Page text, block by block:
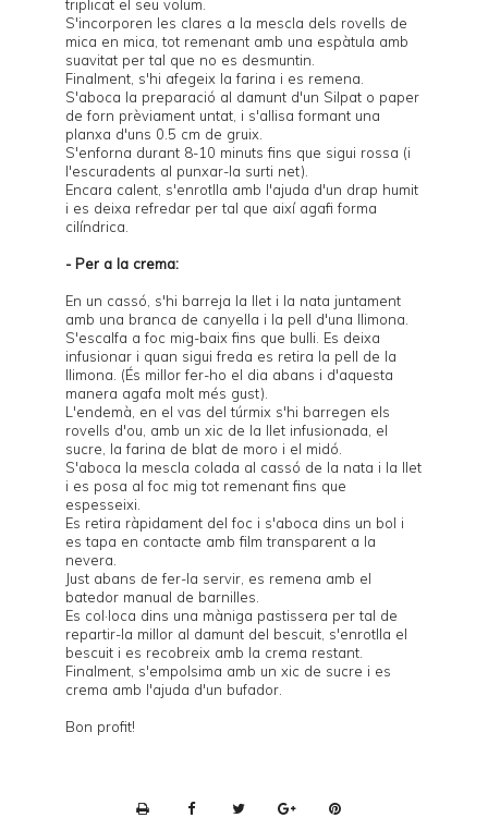
triplicat el seu volum.
S'incorporen les clares a la mescla dels rovells de
mica en mica, tot remenant amb una espàtula amb
suavitat per tal que no es desmuntin.
Finalment, s'hi afegeix la farina i es remena.
S'aboca la preparació al damunt d'un Silpat o paper
de forn prèviament untat, i s'allisa formant una
planxa d'uns 0.5 cm de gruix.
S'enforna durant 8-10 minuts fins que sigui rossa (i
l'escuradents al punxar-la surti net).
Encara calent, s'enrotlla amb l'ajuda d'un drap humit
i es deixa refredar per tal que així agafi forma
cilíndrica.
- Per a la crema:
En un cassó, s'hi barreja la llet i la nata juntament
amb una branca de canyella i la pell d'una llimona.
S'escalfa a foc mig-baix fins que bulli. Es deixa
infusionar i quan sigui freda es retira la pell de la
llimona. (És millor fer-ho el dia abans i d'aquesta
manera agafa molt més gust).
L'endemà, en el vas del túrmix s'hi barregen els
rovells d'ou, amb un xic de la llet infusionada, el
sucre, la farina de blat de moro i el midó.
S'aboca la mescla colada al cassó de la nata i la llet
i es posa al foc mig tot remenant fins que
espesseixi.
Es retira ràpidament del foc i s'aboca dins un bol i
es tapa en contacte amb film transparent a la
nevera.
Just abans de fer-la servir, es remena amb el
batedor manual de barnilles.
Es col·loca dins una màniga pastissera per tal de
repartir-la millor al damunt del bescuit, s'enrotlla el
bescuit i es recobreix amb la crema restant.
Finalment, s'empolsima amb un xic de sucre i es
crema amb l'ajuda d'un bufador.
Bon profit!